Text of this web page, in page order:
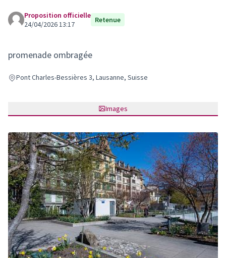
Proposition officielle
24/04/2026 13:17
Retenue
promenade ombragée
Pont Charles-Bessières 3, Lausanne, Suisse
Images